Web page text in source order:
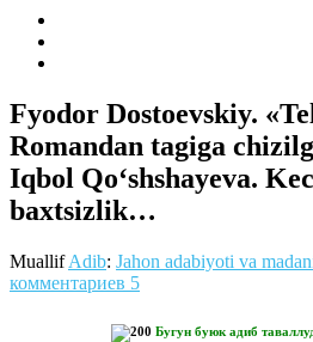
Fyodor Dostoevskiy.
Romandan tagiga
Iqbol Qo‘shshayeva.
baxtsizlik…
MuallifAdib: Jahon adabiyoti va
комментариев 5
Бугун буюк адиб